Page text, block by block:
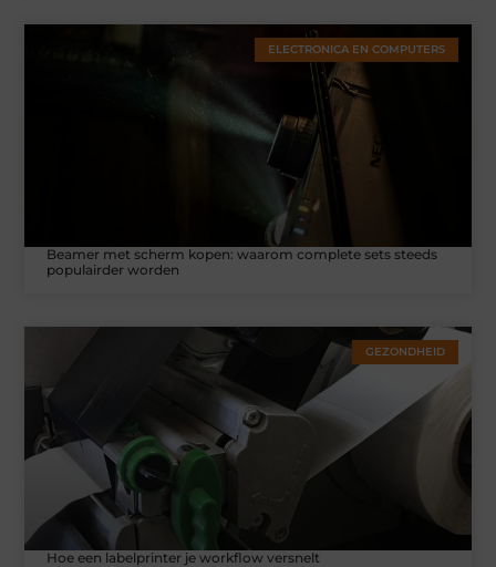
ELECTRONICA EN COMPUTERS
Beamer met scherm kopen: waarom complete sets steeds
populairder worden
GEZONDHEID
Hoe een labelprinter je workflow versnelt